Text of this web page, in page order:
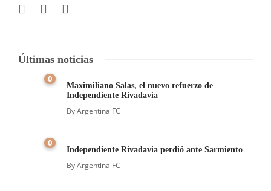
Últimas noticias
0
Maximiliano Salas, el nuevo refuerzo de
Independiente Rivadavia
ByArgentina FC
0
Independiente Rivadavia perdió ante Sarmiento
ByArgentina FC